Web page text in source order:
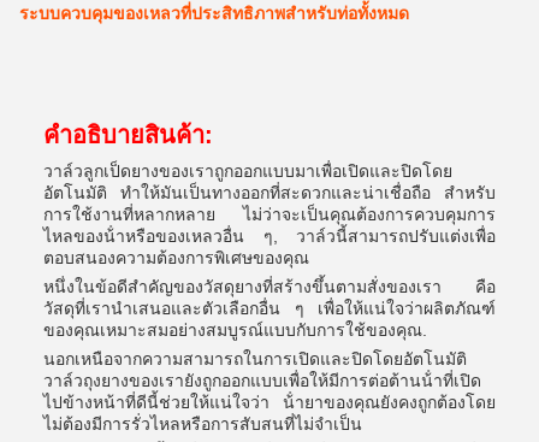
ระบบควบคุมของเหลวที่ประสิทธิภาพสําหรับท่อทั้งหมด
คําอธิบายสินค้า:
วาล์วลูกเป็ดยางของเราถูกออกแบบมาเพื่อเปิดและปิดโดย
อัตโนมัติ ทําให้มันเป็นทางออกที่สะดวกและน่าเชื่อถือ สําหรับ
การใช้งานที่หลากหลาย ไม่ว่าจะเป็นคุณต้องการควบคุมการ
ไหลของน้ําหรือของเหลวอื่น ๆ, วาล์วนี้สามารถปรับแต่งเพื่อ
ตอบสนองความต้องการพิเศษของคุณ
หนึ่งในข้อดีสําคัญของวัสดุยางที่สร้างขึ้นตามสั่งของเรา คือ
วัสดุที่เรานําเสนอและตัวเลือกอื่น ๆ เพื่อให้แน่ใจว่าผลิตภัณฑ์
ของคุณเหมาะสมอย่างสมบูรณ์แบบกับการใช้ของคุณ.
นอกเหนือจากความสามารถในการเปิดและปิดโดยอัตโนมัติ
วาล์วถุงยางของเรายังถูกออกแบบเพื่อให้มีการต่อต้านน้ําที่เปิด
ไปข้างหน้าที่ดีนี้ช่วยให้แน่ใจว่า น้ํายาของคุณยังคงถูกต้องโดย
ไม่ต้องมีการรั่วไหลหรือการสับสนที่ไม่จําเป็น